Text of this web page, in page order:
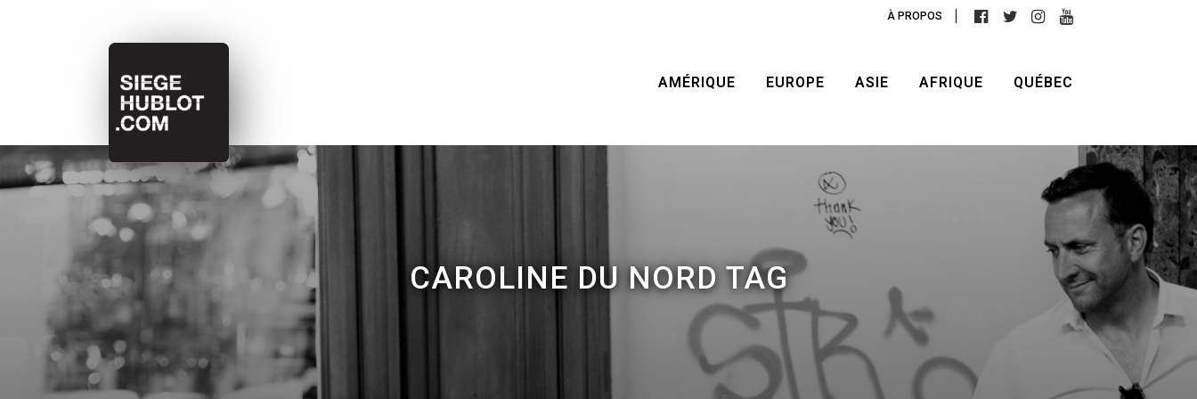
À PROPOS
AMÉRIQUE EUROPE ASIE AFRIQUE QUÉBEC
CAROLINE DU NORD TAG